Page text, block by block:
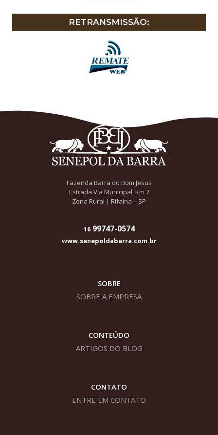
RETRANSMISSÃO:
Fazenda Barra do Bom Jesus
Estrada Via Municipal, Km 7
Zona Rural | Rifaina – SP
1699747-0574
www.senepoldabarra.com.br
SOBRE
SOBRE A EMPRESA
CONTEÚDO
ARTIGOS DO BLOG
CONTATO
ENTRE EM CONTATO